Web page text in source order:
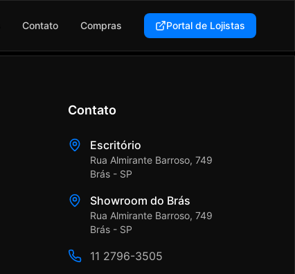
Contato Compras Portal de Lojistas
Contato
Escritório
Rua Almirante Barroso, 749
Brás - SP
Showroom do Brás
Rua Almirante Barroso, 749
Brás - SP
11 2796-3505